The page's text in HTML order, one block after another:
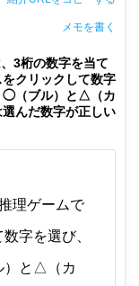
メモを書く
3桁の数字を当て
クリックして数字
◯（ブル）と△（カ
んだ数字が正しい
理ゲームで
字を選び、
）と△（カ